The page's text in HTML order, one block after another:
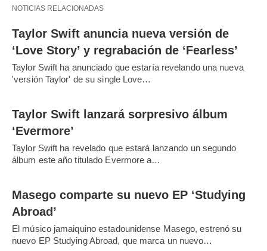
NOTICIAS RELACIONADAS
Taylor Swift anuncia nueva versión de
‘Love Story’ y regrabación de ‘Fearless’
Taylor Swift ha anunciado que estaría revelando una nueva
'versión Taylor' de su single Love…
Taylor Swift lanzará sorpresivo álbum
‘Evermore’
Taylor Swift ha revelado que estará lanzando un segundo
álbum este año titulado Evermore a…
Masego comparte su nuevo EP ‘Studying
Abroad’
El músico jamaiquino estadounidense Masego, estrenó su
nuevo EP Studying Abroad, que marca un nuevo…